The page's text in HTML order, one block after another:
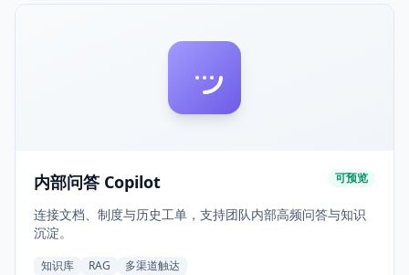
内部问答 Copilot 可预览
连接文档、制度与历史工单，支持团队内部高频问答与知识
沉淀。
知识库 RAG
多渠道触达